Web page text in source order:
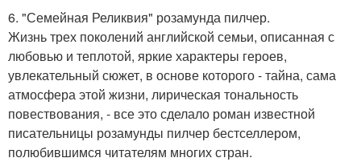
6. "Семейная Реликвия" розамунда пилчер.
Жизнь трех поколений английской семьи, описанная с
любовью и теплотой, яркие характеры героев,
увлекательный сюжет, в основе которого - тайна, сама
атмосфера этой жизни, лирическая тональность
повествования, - все это сделало роман известной
писательницы розамунды пилчер бестселлером,
полюбившимся читателям многих стран.